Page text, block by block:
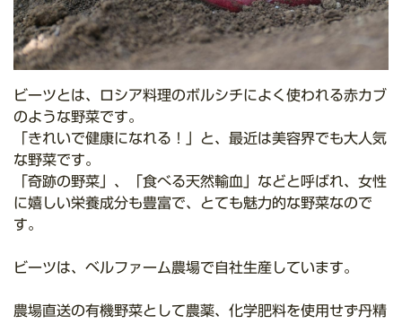
ビーツとは、ロシア料理のボルシチによく使われる赤カブ
のような野菜です。
「きれいで健康になれる！」と、最近は美容界でも大人気
な野菜です。
「奇跡の野菜」、「食べる天然輸血」などと呼ばれ、女性
に嬉しい栄養成分も豊富で、とても魅力的な野菜なので
す。
ビーツは、ベルファーム農場で自社生産しています。
農場直送の有機野菜として農薬、化学肥料を使用せず丹精